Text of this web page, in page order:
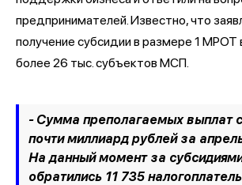
предпринимателей. Известно, что
получение субсидии в размере 1 МРОТ
более 26 тыс. субъектов МСП.
- Сумма преполагаемых выплат
почти миллиард рублей за
На данный момент за
обратились 11 735